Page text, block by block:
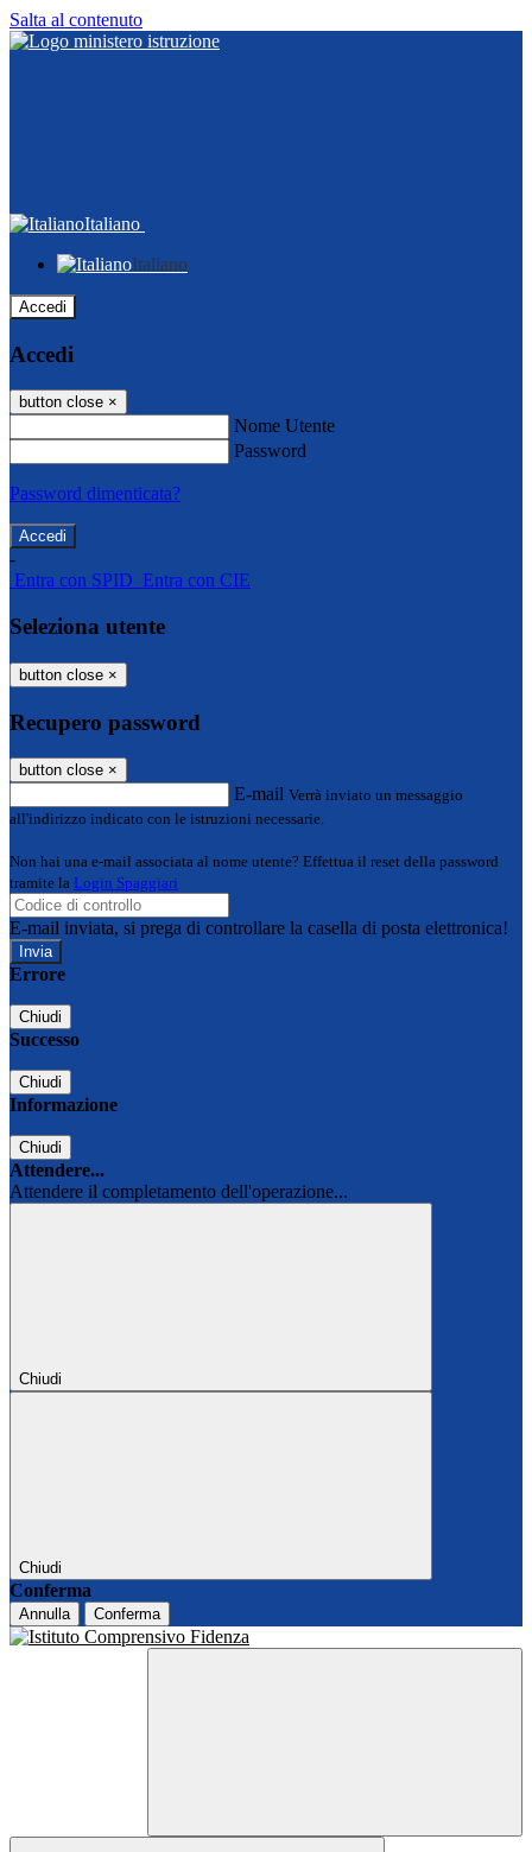
Salta al contenuto
Italiano
Italiano
Accedi
Accedi
button close ×
Nome Utente
Password
Password dimenticata?
-
Entra con SPID Entra con CIE
Seleziona utente
button close ×
Recupero password
button close ×
E-mail Verrà inviato un messaggio
all'indirizzo indicato con le istruzioni necessarie.
Non hai una e-mail associata al nome utente? Effettua il reset della password
tramite la Login Spaggiari
E-mail inviata, si prega di controllare la casella di posta elettronica!
Errore
Chiudi
Successo
Chiudi
Informazione
Chiudi
Attendere...
Attendere il completamento dell'operazione...
Chiudi
Chiudi
Conferma
Annulla Conferma